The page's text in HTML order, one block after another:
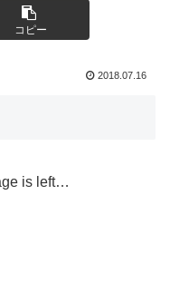
コピー
2018.07.16
is left…